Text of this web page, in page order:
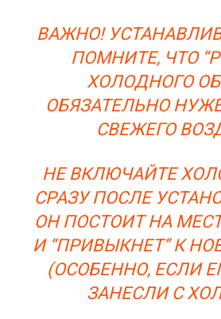
ВАЖНО!
ПОМНИТЕ, ЧТО
ХОЛОДНОГО
ОБЯЗАТЕЛЬНО
СВЕЖЕГО
НЕ ВКЛЮЧАЙТЕ
СРАЗУ ПОСЛЕ
ОН ПОСТОИТ НА
И “ПРИВЫКНЕТ” К
(ОСОБЕННО, ЕСЛИ
ЗАНЕСЛИ С